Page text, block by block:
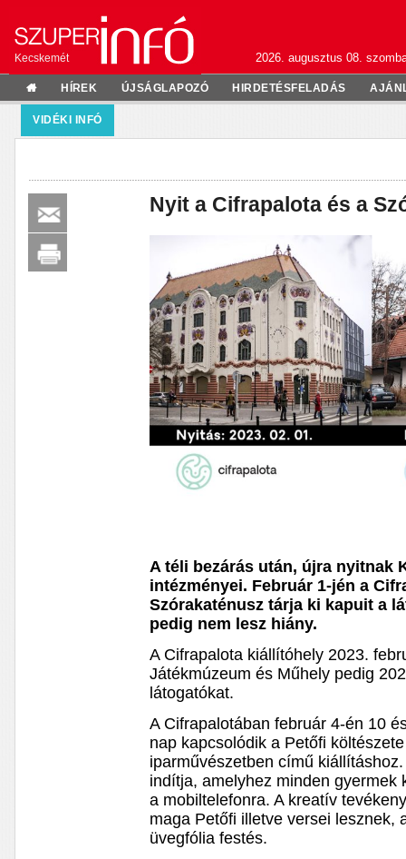
Kecskemét 2026. augusztus 08.
HÍREK ÚJSÁGLAPOZÓ HIRDETÉSFELADÁS
VIDÉKI INFÓ
Nyit a Cifrapalota és a
A téli bezárás után, újra nyitnak
intézményei. Február 1-jén a
Szórakaténusz tárja ki kapuit a
pedig nem lesz hiány.
A Cifrapalota kiállítóhely 2023.
Játékmúzeum és Műhely pedig
látogatókat.
A Cifrapalotában február 4-én 10
nap kapcsolódik a Petőfi
iparművészetben című
indítja, amelyhez minden gyermek
a mobiltelefonra. A kreatív
maga Petőfi illetve versei lesznek,
üvegfólia festés.